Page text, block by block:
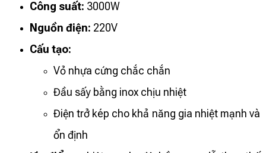
Công suất: 3000W
Nguồn điện: 220V
Cấu tạo:
Vỏ nhựa cứng chắc chắn
Đầu sấy bằng inox chịu nhiệt
Điện trở kép cho khả năng gia nhiệt mạnh và
ổn định